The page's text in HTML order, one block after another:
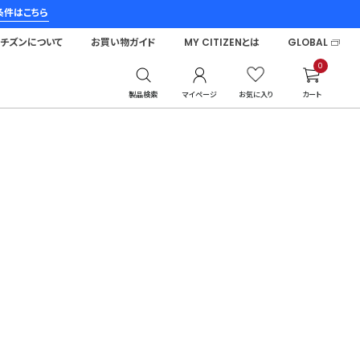
はこちら
製品検索 マイページ お気に入り
0
カート
ズンについて お買い物ガイド MY CITIZENとは GLOBAL